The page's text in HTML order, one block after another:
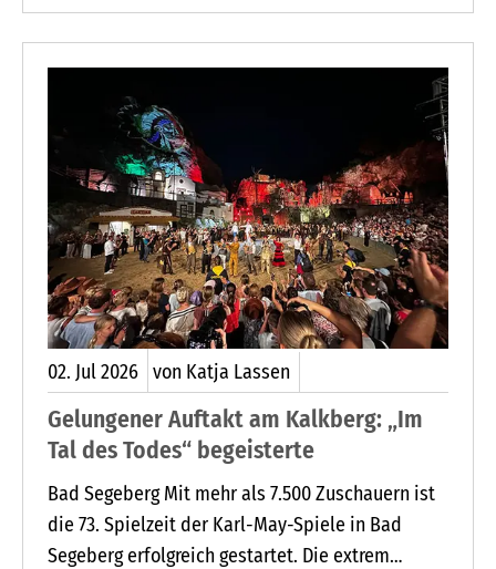
Meisterschaften verpasste, sorgten Christiane
Honert und Alexandra Hellberg für einen
02. Jul2026 von Katja Lassen
Gelungener Auftakt am Kalkberg: „Im
Tal des Todes“ begeisterte
Bad Segeberg Mit mehr als 7.500 Zuschauern ist
die 73. Spielzeit der Karl-May-Spiele in Bad
Segeberg erfolgreich gestartet. Die extrem